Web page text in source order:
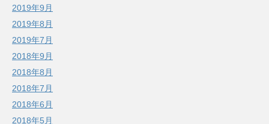
2019年9月
2019年8月
2019年7月
2018年9月
2018年8月
2018年7月
2018年6月
2018年5月